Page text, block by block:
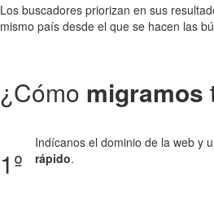
Los buscadores priorizan en sus
mismo país desde el que se hacen las
¿Cómo migramos
1º
Indícanos el dominio de la web y
rápido.